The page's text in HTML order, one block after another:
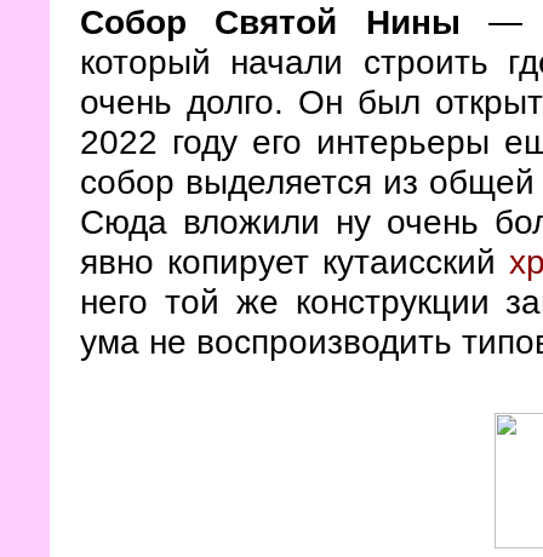
Собор Святой Нины —
который начали строить
очень долго. Он был
2022 году его интерьеры
собор выделяется из
Сюда вложили ну очень
явно копирует кутаисский
него той же конструкции
ума не воспроизводить